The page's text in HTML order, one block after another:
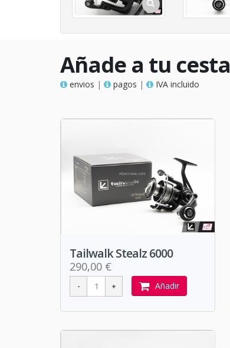
Añade a tu cesta
envios | pagos | IVA incluido
Tailwalk Stealz 6000
290,00 €
Añadir